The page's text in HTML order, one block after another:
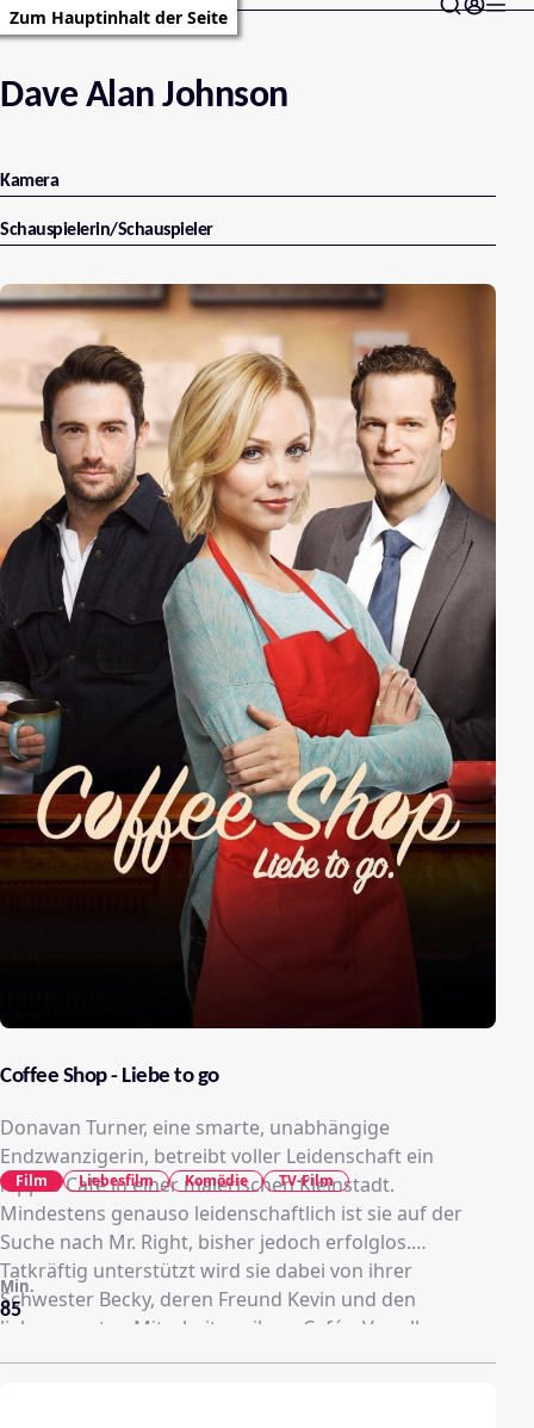
Zum Hauptinhalt der Seite
Dave Alan Johnson
Kamera
Schauspielerin/Schauspieler
Coffee Shop - Liebe to go
Donavan Turner, eine smarte, unabhängige
Endzwanzigerin, betreibt voller Leidenschaft ein
hippes Café in einer malerischen Kleinstadt.
Mindestens genauso leidenschaftlich ist sie auf der
Suche nach Mr. Right, bisher jedoch erfolglos.
Tatkräftig unterstützt wird sie dabei von ihrer
Schwester Becky, deren Freund Kevin und den
liebenswerten Mitarbeitern ihres Cafés. Vor allen
verbirgt sie jedoch ein Geheimnis: Der neue
85
Min.
Film Liebesfilm Komödie TV-Film